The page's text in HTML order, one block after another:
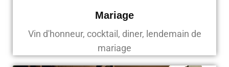
Mariage
Vin d'honneur, cocktail, diner, lendemain de
mariage